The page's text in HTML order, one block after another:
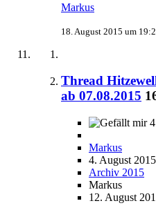
Markus
18. August 2015 um
Thread
ab 07.08.2015
4
Markus
4. August
Archiv 2015
Markus
12. August